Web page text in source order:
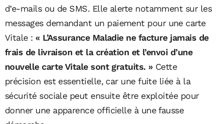
d’e-mails ou de SMS. Elle alerte notamment sur les
messages demandant un paiement pour une carte
Vitale : « L’Assurance Maladie ne facture jamais de
frais de livraison et la création et l’envoi d’une
nouvelle carte Vitale sont gratuits. » Cette
précision est essentielle, car une fuite liée à la
sécurité sociale peut ensuite être exploitée pour
donner une apparence officielle à une fausse